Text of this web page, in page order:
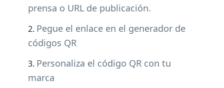
prensa o URL de publicación.
Pegue el enlace en el generador de
códigos QR
Personaliza el código QR con tu
marca